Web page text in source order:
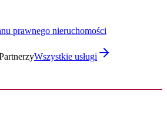
prawnego nieruchomości
Wszystkie usługi